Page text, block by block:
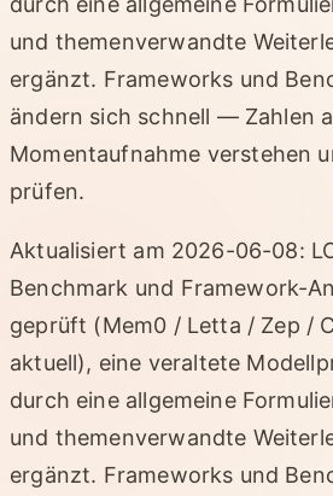
und themenverwandte
ergänzt. Frameworks und
ändern sich schnell — Zahlen
Momentaufnahme verstehen
prüfen.
Aktualisiert am 2026-06-08:
Benchmark und Framework-
geprüft (Mem0 / Letta / Zep /
aktuell), eine veraltete
durch eine allgemeine
und themenverwandte
ergänzt. Frameworks und